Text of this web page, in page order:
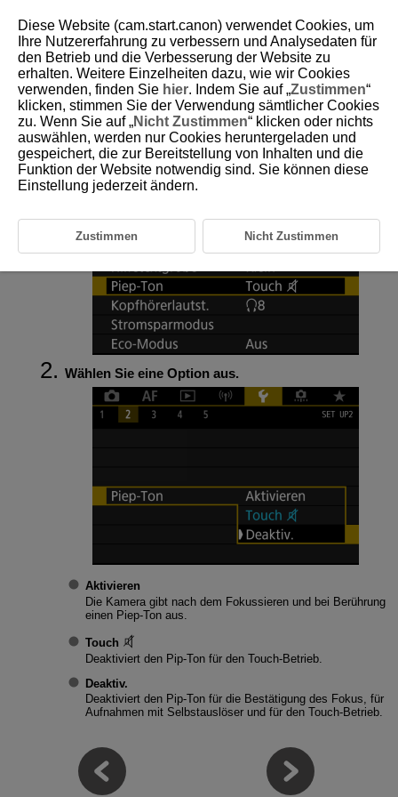
D095-177
Piep-Ton
Wählen Sie [ :Piep-Ton].
Wählen Sie eine Option aus.
Aktivieren
Die Kamera gibt nach dem Fokussieren und bei Berührung
einen Piep-Ton aus.
Touch
Deaktiviert den Pip-Ton für den Touch-Betrieb.
Deaktiv.
Deaktiviert den Pip-Ton für die Bestätigung des Fokus, für
Aufnahmen mit Selbstauslöser und für den Touch-Betrieb.
Diese Website (cam.start.canon) verwendet Cookies, um
Ihre Nutzererfahrung zu verbessern und Analysedaten für
den Betrieb und die Verbesserung der Website zu
erhalten. Weitere Einzelheiten dazu, wie wir Cookies
verwenden, finden Sie hier. Indem Sie auf „Zustimmen“
klicken, stimmen Sie der Verwendung sämtlicher Cookies
zu. Wenn Sie auf „Nicht Zustimmen“ klicken oder nichts
auswählen, werden nur Cookies heruntergeladen und
gespeichert, die zur Bereitstellung von Inhalten und die
Funktion der Website notwendig sind. Sie können diese
Einstellung jederzeit ändern.
Zustimmen Nicht Zustimmen